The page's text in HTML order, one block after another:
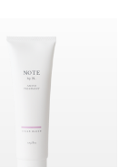
新商品